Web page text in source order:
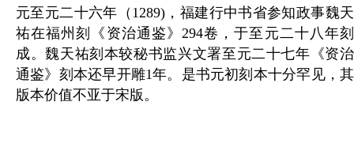
元至元二十六年（1289)，福建行中书省参知政事魏天
祐在福州刻《资治通鉴》294卷，于至元二十八年刻
成。魏天祐刻本较秘书监兴文署至元二十七年《资治
通鉴》刻本还早开雕1年。是书元初刻本十分罕见，其
版本价值不亚于宋版。